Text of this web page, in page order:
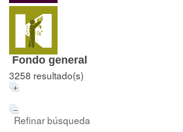
Fondo general
3258 resultado(s)
Refinar búsqueda